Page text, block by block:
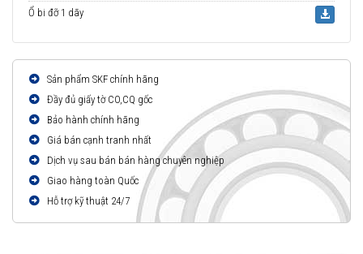
Ổ bi đỡ 1 dãy
Sản phẩm SKF chính hãng
Đầy đủ giấy tờ CO,CQ gốc
Bảo hành chính hãng
Giá bán cạnh tranh nhất
Dịch vụ sau bán bán hàng chuyên nghiệp
Giao hàng toàn Quốc
Hỗ trợ kỹ thuật 24/7